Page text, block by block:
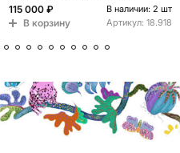
115 000 ₽
В наличии: 2 шт
В корзину Артикул: 18.918